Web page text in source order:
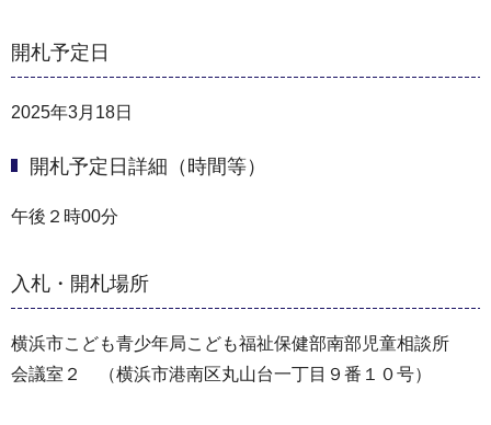
開札予定日
2025年3月18日
開札予定日詳細（時間等）
午後２時00分
入札・開札場所
横浜市こども青少年局こども福祉保健部南部児童相談所
会議室２ （横浜市港南区丸山台一丁目９番１０号）